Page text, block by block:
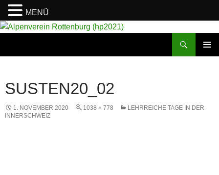
SUSTEN20_02
1. NOVEMBER 2020 1038 × 778
LEHRREICHE TAGE IN DER
INNERSCHWEIZ
MENÜ